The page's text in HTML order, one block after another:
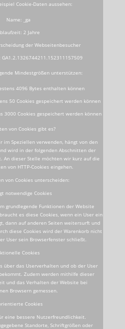
Cookie-Daten aussehen:
Name: _ga
2 Jahre
der Webseitenbesucher
Mindestgrößen unterstützen:
4096 Bytes enthalten können
50 Cookies gespeichert werden können
3000 Cookies gespeichert werden können
von Cookies gibt es?
im Speziellen verwenden, hängt von den
wird in der folgenden Abschnitten der
An dieser Stelle möchten wir kurz auf die
von HTTP-Cookies eingehen.
von Cookies unterscheiden:
notwendige Cookies
grundlegende Funktionen der Website
es diese Cookies, wenn ein User ein
dann auf anderen Seiten weitersurft und
diese Cookies wird der Warenkorb nicht
User sein Browserfenster schließt.
Cookies
über das Userverhalten und ob der User
Zudem werden mithilfe dieser
und das Verhalten der Website bei
Browsern gemessen.
Cookies
eine bessere Nutzerfreundlichkeit.
Standorte, Schriftgrößen oder